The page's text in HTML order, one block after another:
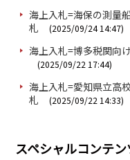
海上入札=海保の測量
札
(2025/09/24 14:47)
海上入札=博多税関向
(2025/09/22 17:44)
海上入札=愛知県立高
札
(2025/09/22 14:33)
スペシャルコンテン